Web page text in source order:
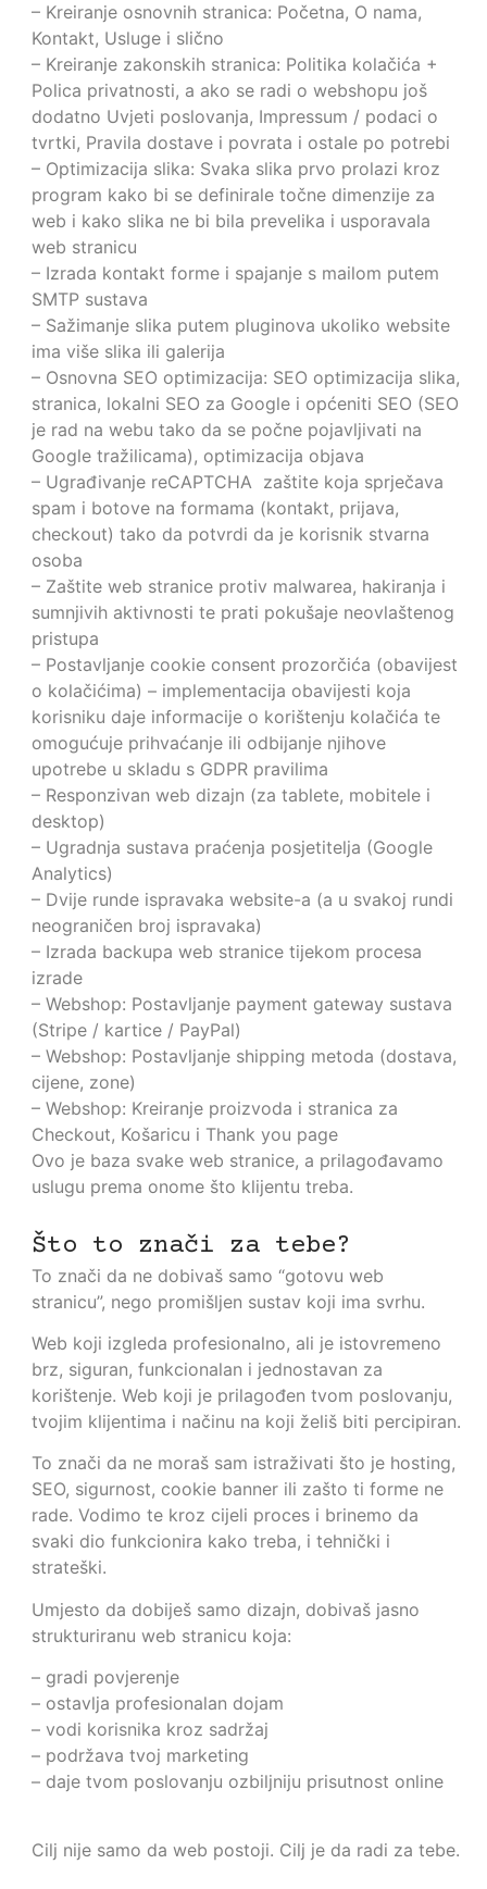
– Kreiranje osnovnih stranica: Početna, O nama,
Kontakt, Usluge i slično
– Kreiranje zakonskih stranica: Politika kolačića +
Polica privatnosti, a ako se radi o webshopu još
dodatno Uvjeti poslovanja, Impressum / podaci o
tvrtki, Pravila dostave i povrata i ostale po potrebi
– Optimizacija slika: Svaka slika prvo prolazi kroz
program kako bi se definirale točne dimenzije za
web i kako slika ne bi bila prevelika i usporavala
web stranicu
– Izrada kontakt forme i spajanje s mailom putem
SMTP sustava
– Sažimanje slika putem pluginova ukoliko website
ima više slika ili galerija
– Osnovna SEO optimizacija: SEO optimizacija slika,
stranica, lokalni SEO za Google i općeniti SEO (SEO
je rad na webu tako da se počne pojavljivati na
Google tražilicama), optimizacija objava
– Ugrađivanje reCAPTCHA zaštite koja sprječava
spam i botove na formama (kontakt, prijava,
checkout) tako da potvrdi da je korisnik stvarna
osoba
– Zaštite web stranice protiv malwarea, hakiranja i
sumnjivih aktivnosti te prati pokušaje neovlaštenog
pristupa
– Postavljanje cookie consent prozorčića (obavijest
o kolačićima) – implementacija obavijesti koja
korisniku daje informacije o korištenju kolačića te
omogućuje prihvaćanje ili odbijanje njihove
upotrebe u skladu s GDPR pravilima
– Responzivan web dizajn (za tablete, mobitele i
desktop)
– Ugradnja sustava praćenja posjetitelja (Google
Analytics)
– Dvije runde ispravaka website-a (a u svakoj rundi
neograničen broj ispravaka)
– Izrada backupa web stranice tijekom procesa
izrade
– Webshop: Postavljanje payment gateway sustava
(Stripe / kartice / PayPal)
– Webshop: Postavljanje shipping metoda (dostava,
cijene, zone)
– Webshop: Kreiranje proizvoda i stranica za
Checkout, Košaricu i Thank you page
Ovo je baza svake web stranice, a prilagođavamo
uslugu prema onome što klijentu treba.
Što to znači za tebe?
To znači da ne dobivaš samo “gotovu web
stranicu”, nego promišljen sustav koji ima svrhu.
Web koji izgleda profesionalno, ali je istovremeno
brz, siguran, funkcionalan i jednostavan za
korištenje. Web koji je prilagođen tvom poslovanju,
tvojim klijentima i načinu na koji želiš biti percipiran.
To znači da ne moraš sam istraživati što je hosting,
SEO, sigurnost, cookie banner ili zašto ti forme ne
rade. Vodimo te kroz cijeli proces i brinemo da
svaki dio funkcionira kako treba, i tehnički i
strateški.
Umjesto da dobiješ samo dizajn, dobivaš jasno
strukturiranu web stranicu koja:
– gradi povjerenje
– ostavlja profesionalan dojam
– vodi korisnika kroz sadržaj
– podržava tvoj marketing
– daje tvom poslovanju ozbiljniju prisutnost online
Cilj nije samo da web postoji. Cilj je da radi za tebe.